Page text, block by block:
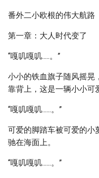
番外二小欧根的伟大航路
第一章：大人时代变了
“嘎叽嘎叽.....。”
小小的铁血旗子随风摇晃
靠背上，这是一辆小小可
“嘎叽嘎叽......。”
可爱的脚踏车被可爱的小
驰在海面上。
“嘎叽嘎叽......。”